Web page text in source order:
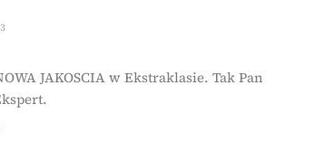
JAKOSCIA w Ekstraklasie. Tak Pan